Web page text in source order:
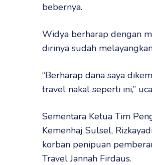
bebernya.
Widya berharap dengan
dirinya sudah
“Berharap dana saya
travel nakal seperti ini,”
Sementara Ketua Tim
Kemenhaj Sulsel,
korban penipuan
Travel Jannah Firdaus.